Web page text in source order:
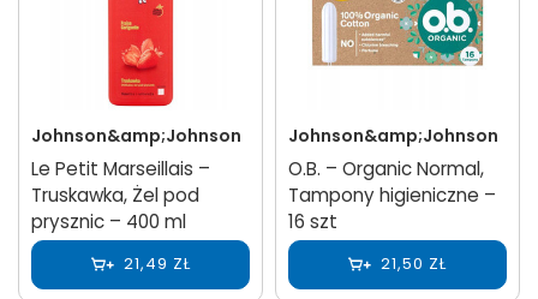
Johnson&amp;Johnson
Le Petit Marseillais –
Truskawka, Żel pod
prysznic – 400 ml
21,49 ZŁ
Johnson&amp;Johnson
O.B. – Organic Normal,
Tampony higieniczne –
16 szt
21,50 ZŁ